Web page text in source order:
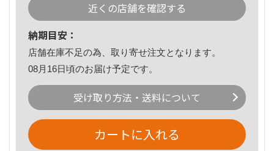
近くの店舗を確認する
納期目安：
店舗在庫不足の為、取り寄せ注文となります。
08月16日頃のお届け予定です。
受け取り方法・送料について
カートに入れる